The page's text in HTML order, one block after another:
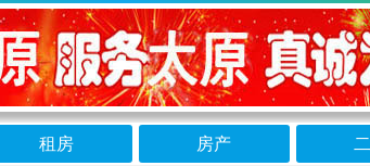
租房 房产